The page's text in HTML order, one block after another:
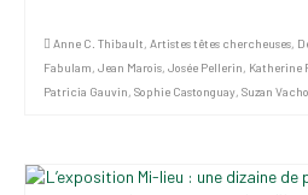
Anne C. Thibault, Artistes têtes chercheuses,
Fabulam, Jean Marois, Josée Pellerin, Katherine
Patricia Gauvin, Sophie Castonguay, Suzan